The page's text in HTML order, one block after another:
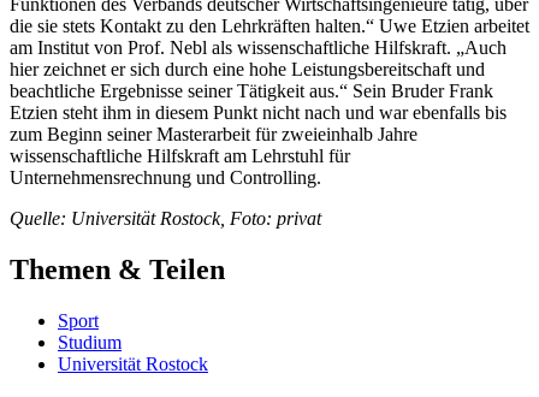
die sie stets Kontakt zu den Lehrkräften halten.“ Uwe Etzien arbeitet
am Institut von Prof. Nebl als wissenschaftliche Hilfskraft. „Auch
hier zeichnet er sich durch eine hohe Leistungsbereitschaft und
beachtliche Ergebnisse seiner Tätigkeit aus.“ Sein Bruder Frank
Etzien steht ihm in diesem Punkt nicht nach und war ebenfalls bis
zum Beginn seiner Masterarbeit für zweieinhalb Jahre
wissenschaftliche Hilfskraft am Lehrstuhl für
Unternehmensrechnung und Controlling.
Quelle: Universität Rostock, Foto: privat
Themen & Teilen
Sport
Studium
Universität Rostock